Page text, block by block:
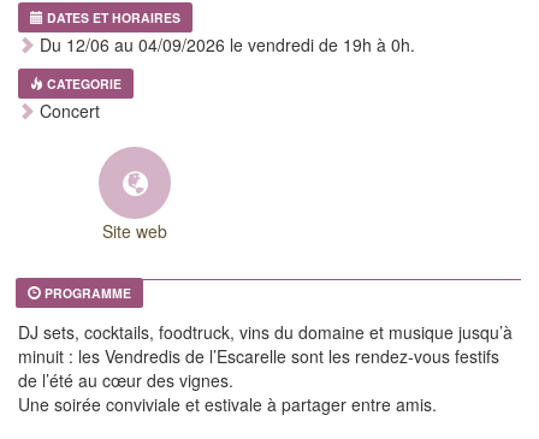
DATES ET HORAIRES
Du 12/06 au 04/09/2026 le vendredi de 19h à 0h.
CATEGORIE
Concert
Site web
PROGRAMME
DJ sets, cocktails, foodtruck, vins du domaine et musique jusqu’à
minuit : les Vendredis de l’Escarelle sont les rendez-vous festifs
de l’été au cœur des vignes.
Une soirée conviviale et estivale à partager entre amis.